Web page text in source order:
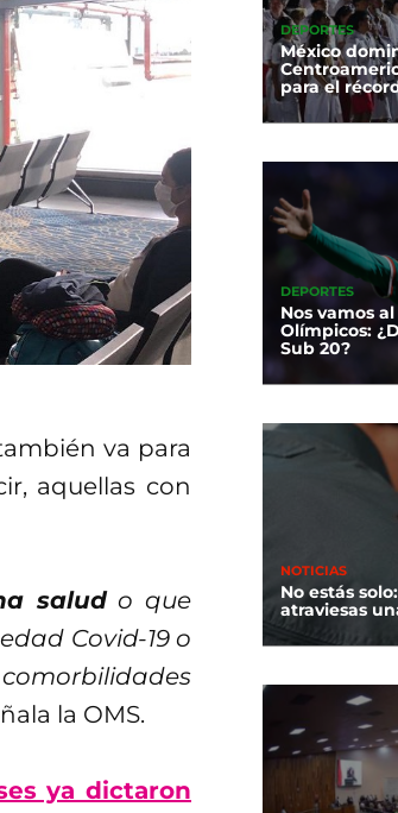
va para
aquellas con
saludo que
Covid-19 o
la OMS.
ya dictaron
DEPORTES
México
para el
DEPORTES
Nos vamos
Olímpicos:
Sub 20?
NOTICIAS
No estás
atraviesas